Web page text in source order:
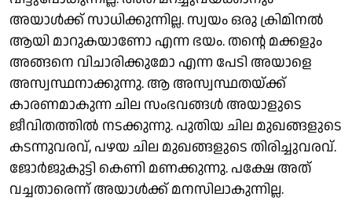
അയാൾക്ക് സാധിക്കുന്നില്ല. സ്വയം ഒരു ക്രിമിനൽ
ആയി മാറുകയാണോ എന്ന ഭയം. തന്റെ മക്കളും
അങ്ങനെ വിചാരിക്കുമോ എന്ന പേടി അയാളെ
അസ്വസ്ഥനാക്കുന്നു. ആ അസ്വസ്ഥതയ്ക്ക്
കാരണമാകുന്ന ചില സംഭവങ്ങൾ അയാളുടെ
ജീവിതത്തിൽ നടക്കുന്നു. പുതിയ ചില മുഖങ്ങളുടെ
കടന്നുവരവ്, പഴയ ചില മുഖങ്ങളുടെ തിരിച്ചുവരവ്.
ജോർജുകുട്ടി കെണി മണക്കുന്നു. പക്ഷേ അത്
വച്ചതാരെന്ന് അയാൾക്ക് മനസിലാകുന്നില്ല.